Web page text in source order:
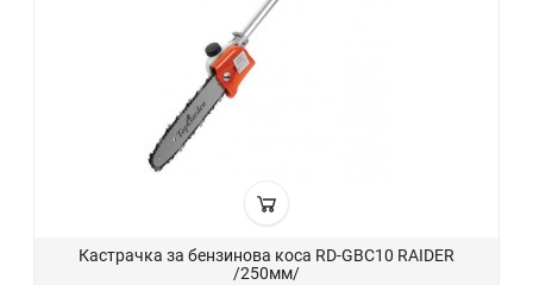
Кастрачка за бензинова коса RD-GBC10 RAIDER
/250мм/